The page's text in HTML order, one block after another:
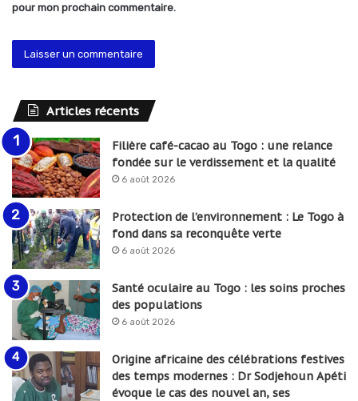
pour mon prochain commentaire.
Articles récents
Filière café-cacao au Togo : une relance
fondée sur le verdissement et la qualité
6 août 2026
Protection de l’environnement : Le Togo à
fond dans sa reconquête verte
6 août 2026
Santé oculaire au Togo : les soins proches
des populations
6 août 2026
Origine africaine des célébrations festives
des temps modernes : Dr Sodjehoun Apéti
évoque le cas des nouvel an, ses